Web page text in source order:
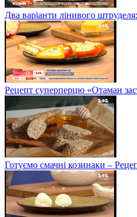
Два варіанти лінивого
Рецепт суперперцю «Отаман
Готуємо смачні козинаки –